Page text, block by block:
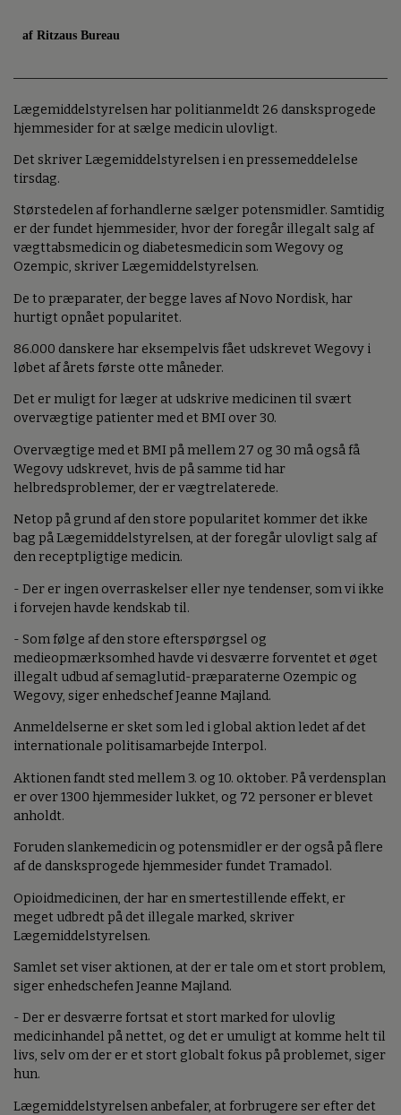
af Ritzaus Bureau
Lægemiddelstyrelsen har politianmeldt 26 dansksprogede
hjemmesider for at sælge medicin ulovligt.
Det skriver Lægemiddelstyrelsen i en pressemeddelelse
tirsdag.
Størstedelen af forhandlerne sælger potensmidler. Samtidig
er der fundet hjemmesider, hvor der foregår illegalt salg af
vægttabsmedicin og diabetesmedicin som Wegovy og
Ozempic, skriver Lægemiddelstyrelsen.
De to præparater, der begge laves af Novo Nordisk, har
hurtigt opnået popularitet.
86.000 danskere har eksempelvis fået udskrevet Wegovy i
løbet af årets første otte måneder.
Det er muligt for læger at udskrive medicinen til svært
overvægtige patienter med et BMI over 30.
Overvægtige med et BMI på mellem 27 og 30 må også få
Wegovy udskrevet, hvis de på samme tid har
helbredsproblemer, der er vægtrelaterede.
Netop på grund af den store popularitet kommer det ikke
bag på Lægemiddelstyrelsen, at der foregår ulovligt salg af
den receptpligtige medicin.
- Der er ingen overraskelser eller nye tendenser, som vi ikke
i forvejen havde kendskab til.
- Som følge af den store efterspørgsel og
medieopmærksomhed havde vi desværre forventet et øget
illegalt udbud af semaglutid-præparaterne Ozempic og
Wegovy, siger enhedschef Jeanne Majland.
Anmeldelserne er sket som led i global aktion ledet af det
internationale politisamarbejde Interpol.
Aktionen fandt sted mellem 3. og 10. oktober. På verdensplan
er over 1300 hjemmesider lukket, og 72 personer er blevet
anholdt.
Foruden slankemedicin og potensmidler er der også på flere
af de dansksprogede hjemmesider fundet Tramadol.
Opioidmedicinen, der har en smertestillende effekt, er
meget udbredt på det illegale marked, skriver
Lægemiddelstyrelsen.
Samlet set viser aktionen, at der er tale om et stort problem,
siger enhedschefen Jeanne Majland.
- Der er desværre fortsat et stort marked for ulovlig
medicinhandel på nettet, og det er umuligt at komme helt til
livs, selv om der er et stort globalt fokus på problemet, siger
hun.
Lægemiddelstyrelsen anbefaler, at forbrugere ser efter det